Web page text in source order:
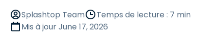
Splashtop Team
Temps de lecture : 7 min
Mis à jourJune 17, 2026